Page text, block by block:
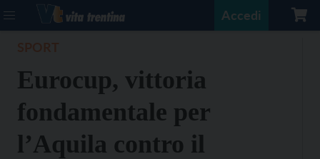
Accedi
Eurocup, vittoria
fondamentale per
l’Aquila contro il